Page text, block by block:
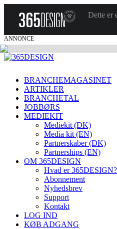
Dette er
ANNONCE
BRANCHEMAGASINET
ARTIKLER
BRANCHETAL
JOBBØRS
MEDIEKIT
Mediekit (DK)
Media kit (EN)
Partnerskaber (DK)
Partnerships (EN)
OM 365DESIGN
Hvad er 365DESIGN?
Abonnement
Nyhedsbrev
Support
Kontakt
LOG IND
KØB ADGANG